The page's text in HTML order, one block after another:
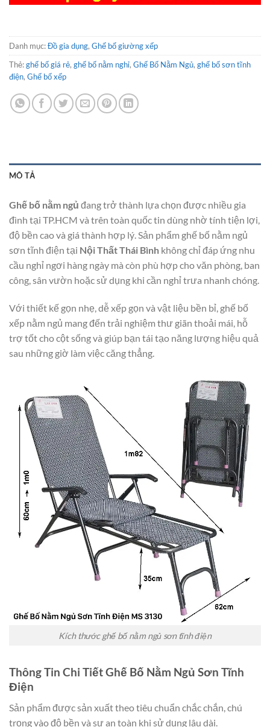
Danh mục:Đồ gia dụng, Ghế bố giường xếp
Thẻ:ghế bố giá rẻ, ghế bố nằm nghỉ, Ghế Bố Nằm Ngủ, ghế bố sơn tĩnh
điện, Ghế bố xếp
MÔ TẢ
Ghế bố nằm ngủ đang trở thành lựa chọn được nhiều gia
đình tại TP.HCM và trên toàn quốc tin dùng nhờ tính tiện lợi,
độ bền cao và giá thành hợp lý. Sản phẩm ghế bố nằm ngủ
sơn tĩnh điện tại Nội Thất Thái Bình không chỉ đáp ứng nhu
cầu nghỉ ngơi hàng ngày mà còn phù hợp cho văn phòng, ban
công, sân vườn hoặc sử dụng khi cần nghỉ trưa nhanh chóng.
Với thiết kế gọn nhẹ, dễ xếp gọn và vật liệu bền bỉ, ghế bố
xếp nằm ngủ mang đến trải nghiệm thư giãn thoải mái, hỗ
trợ tốt cho cột sống và giúp bạn tái tạo năng lượng hiệu quả
sau những giờ làm việc căng thẳng.
Kích thước ghế bố nằm ngủ sơn tĩnh điện
Thông Tin Chi Tiết Ghế Bố Nằm Ngủ Sơn Tĩnh
Điện
Sản phẩm được sản xuất theo tiêu chuẩn chắc chắn, chú
trọng vào độ bền và sự an toàn khi sử dụng lâu dài.